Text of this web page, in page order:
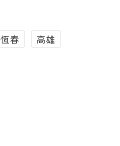
恆春 高雄